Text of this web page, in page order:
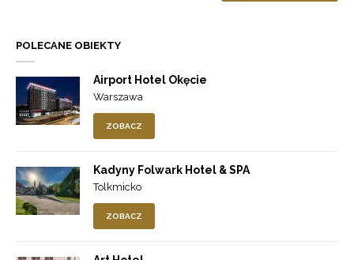
POLECANE OBIEKTY
Airport Hotel Okęcie
Warszawa
ZOBACZ
Kadyny Folwark Hotel & SPA
Tolkmicko
ZOBACZ